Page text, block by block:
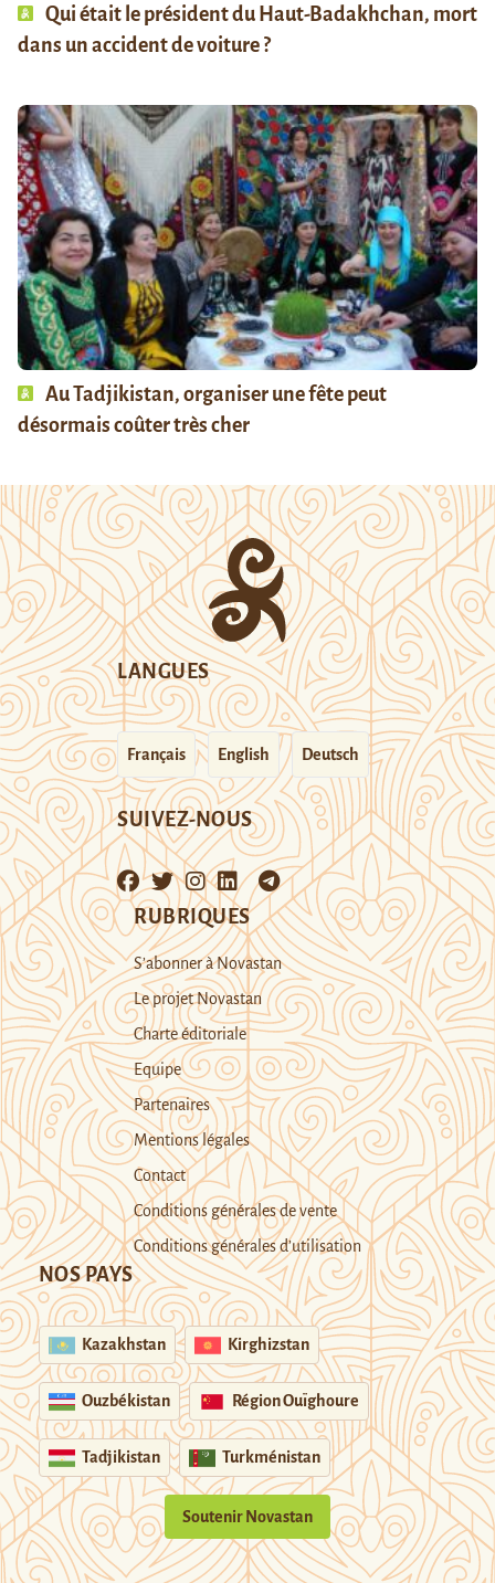
Qui était le président du Haut-Badakhchan, mort
dans un accident de voiture ?
Au Tadjikistan, organiser une fête peut
désormais coûter très cher
LANGUES
Français English Deutsch
SUIVEZ-NOUS
RUBRIQUES
S’abonner à Novastan
Le projet Novastan
Charte éditoriale
Equipe
Partenaires
Mentions légales
Contact
Conditions générales de vente
Conditions générales d’utilisation
NOS PAYS
Kazakhstan Kirghizstan
Ouzbékistan Région Ouïghoure
Tadjikistan Turkménistan
Soutenir Novastan